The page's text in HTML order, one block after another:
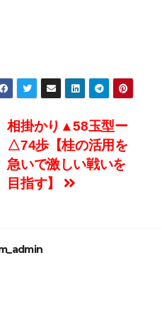
相掛かり▲58玉型ー
△74歩【桂の活用を
急いで激しい戦いを
目指す】